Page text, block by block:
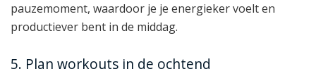
pauzemoment, waardoor je je energieker voelt en
productiever bent in de middag.
5. Plan workouts in de ochtend